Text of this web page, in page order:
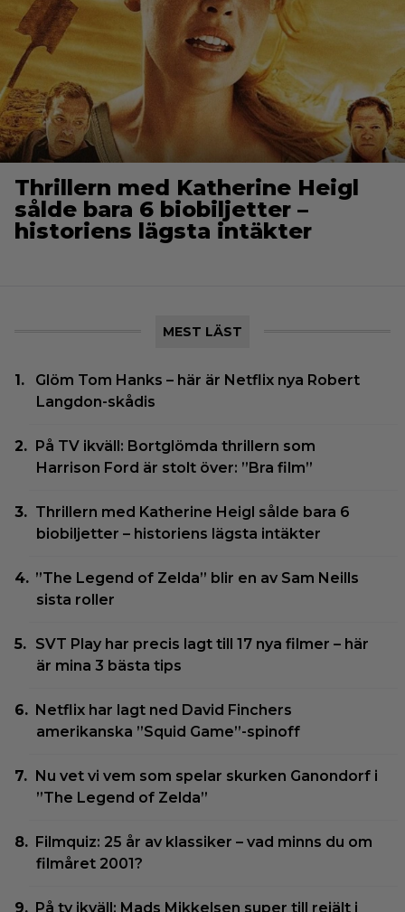
Thrillern med Katherine Heigl
sålde bara 6 biobiljetter –
historiens lägsta intäkter
MEST LÄST
Glöm Tom Hanks – här är Netflix nya Robert
Langdon-skådis
På TV ikväll: Bortglömda thrillern som
Harrison Ford är stolt över: ”Bra film”
Thrillern med Katherine Heigl sålde bara 6
biobiljetter – historiens lägsta intäkter
”The Legend of Zelda” blir en av Sam Neills
sista roller
SVT Play har precis lagt till 17 nya filmer – här
är mina 3 bästa tips
Netflix har lagt ned David Finchers
amerikanska ”Squid Game”-spinoff
Nu vet vi vem som spelar skurken Ganondorf i
”The Legend of Zelda”
Filmquiz: 25 år av klassiker – vad minns du om
filmåret 2001?
På tv ikväll: Mads Mikkelsen super till rejält i